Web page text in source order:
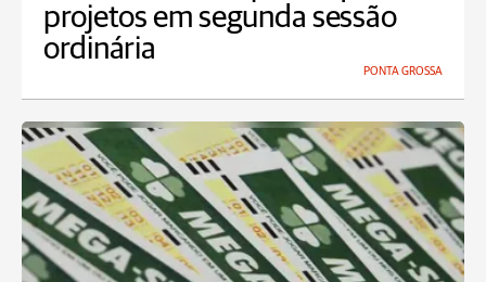
projetos em segunda sessão
ordinária
PONTA GROSSA